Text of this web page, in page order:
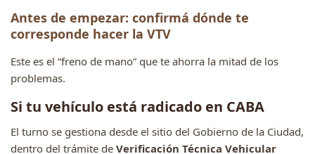
Antes de empezar: confirmá dónde te
corresponde hacer la VTV
Este es el “freno de mano” que te ahorra la mitad de los
problemas.
Si tu vehículo está radicado en CABA
El turno se gestiona desde el sitio del Gobierno de la Ciudad,
dentro del trámite de Verificación Técnica Vehicular